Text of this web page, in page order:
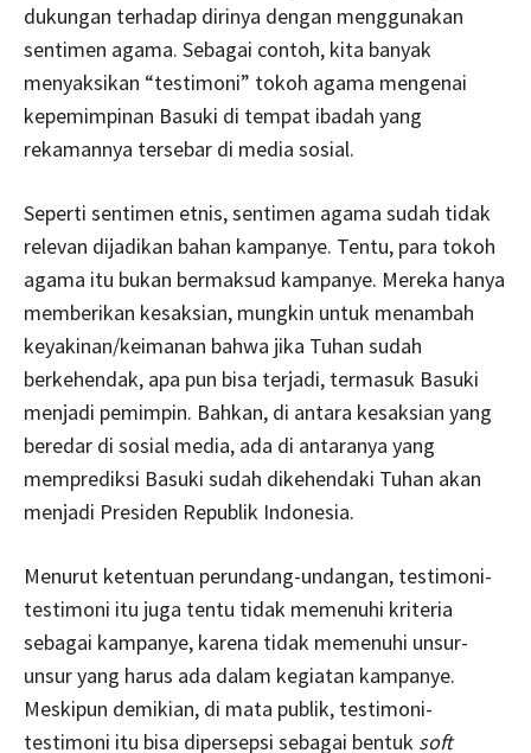
dukungan terhadap dirinya dengan menggunakan
sentimen agama. Sebagai contoh, kita banyak
menyaksikan “testimoni” tokoh agama mengenai
kepemimpinan Basuki di tempat ibadah yang
rekamannya tersebar di media sosial.
Seperti sentimen etnis, sentimen agama sudah tidak
relevan dijadikan bahan kampanye. Tentu, para tokoh
agama itu bukan bermaksud kampanye. Mereka hanya
memberikan kesaksian, mungkin untuk menambah
keyakinan/keimanan bahwa jika Tuhan sudah
berkehendak, apa pun bisa terjadi, termasuk Basuki
menjadi pemimpin. Bahkan, di antara kesaksian yang
beredar di sosial media, ada di antaranya yang
memprediksi Basuki sudah dikehendaki Tuhan akan
menjadi Presiden Republik Indonesia.
Menurut ketentuan perundang-undangan, testimoni-
testimoni itu juga tentu tidak memenuhi kriteria
sebagai kampanye, karena tidak memenuhi unsur-
unsur yang harus ada dalam kegiatan kampanye.
Meskipun demikian, di mata publik, testimoni-
testimoni itu bisa dipersepsi sebagai bentuk soft